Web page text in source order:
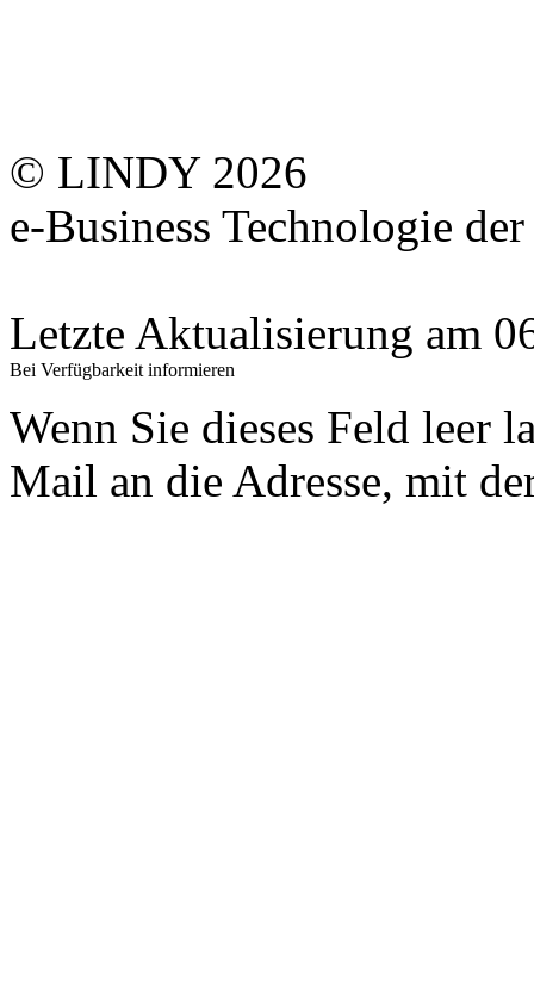
© LINDY 2026
e-Business Technologie
Letzte Aktualisierung am
Bei Verfügbarkeit informieren
Wenn Sie dieses Feld leer
Mail an die Adresse, mit